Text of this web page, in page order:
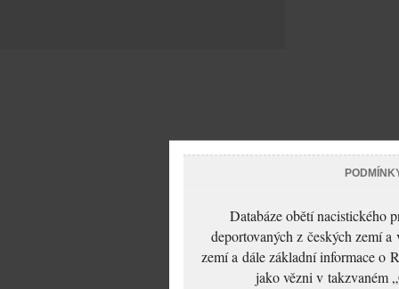
Databáze obětí nacistického
deportovaných z českých zemí
zemí a dále základní informace o
jako vězni v takzvaném